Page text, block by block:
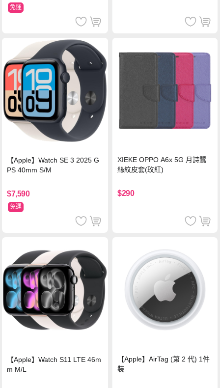
免運
【Apple】Watch SE 3 2025 G
PS 40mm S/M
$7,590
免運
XIEKE OPPO A6x 5G 月詩蠶
絲紋皮套(玫紅)
$290
【Apple】Watch S11 LTE 46m
m M/L
【Apple】AirTag (第 2 代) 1件
裝